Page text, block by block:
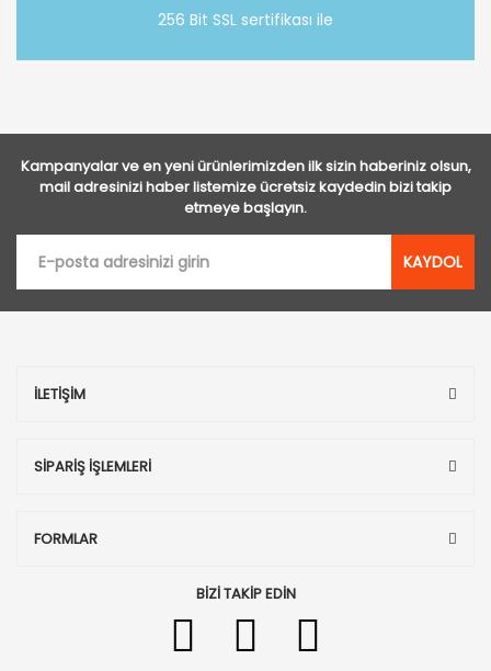
256 Bit SSL sertifikası ile
Kampanyalar ve en yeni ürünlerimizden ilk sizin haberiniz olsun,
mail adresinizi haber listemize ücretsiz kaydedin bizi takip
etmeye başlayın.
KAYDOL
İLETİŞİM
SİPARİŞ İŞLEMLERİ
FORMLAR
BİZİ TAKİP EDİN